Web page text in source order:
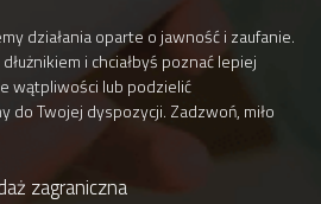
działania oparte o jawność i zaufanie.
i chciałbyś poznać lepiej
wątpliwości lub podzielić
Twojej dyspozycji. Zadzwoń, miło
zagraniczna